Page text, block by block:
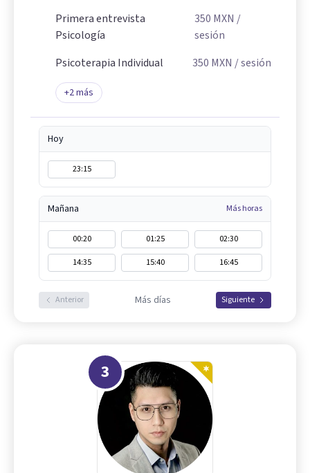
Primera entrevista
Psicología
350 MXN /
sesión
Psicoterapia Individual
350 MXN / sesión
+2más
Hoy
23:15
Mañana Más horas
00:20 01:25
02:30
14:35
15:40 16:45
Anterior Más días Siguiente
3